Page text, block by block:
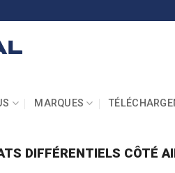
MARQUES
DIFFÉRENTIELS CÔTÉ